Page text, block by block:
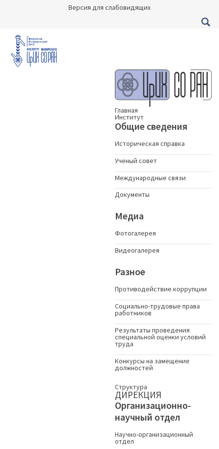
Версия для слабовидящих
Главная
Институт
Общие сведения
Историческая справка
Ученый совет
Международные связи
Документы
Медиа
Фотогалерея
Видеогалерея
Разное
Противодействие коррупции
Социально-трудовые права
работников
Результаты проведения
специальной оценки условий
труда
Конкурсы на замещение
должностей
Структура
ДИРЕКЦИЯ
Организационно-
научный отдел
Научно-организационный
отдел